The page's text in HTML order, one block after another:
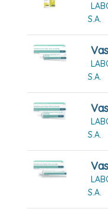
S.A.
S.A.
S.A.
S.A.